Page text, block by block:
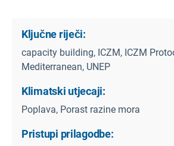
Ključne riječi:
capacity building, ICZM, ICZM
Mediterranean, UNEP
Klimatski utjecaji:
Poplava, Porast razine mora
Pristupi prilagodbe: